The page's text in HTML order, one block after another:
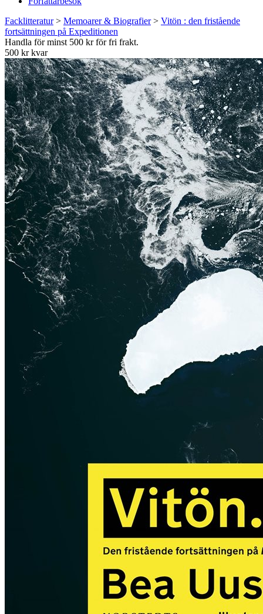
Facklitteratur> Memoarer & Biografier> Vitön : den fristående
fortsättningen på Expeditionen
Handla för minst 500 kr för fri frakt.
500 kr kvar